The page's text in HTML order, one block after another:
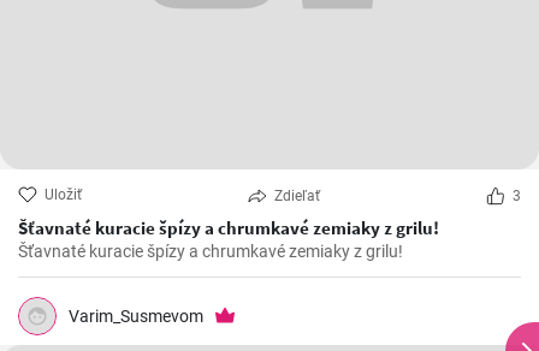
Uložiť Zdieľať 3
Šťavnaté kuracie špízy a chrumkavé zemiaky z grilu!
Šťavnaté kuracie špízy a chrumkavé zemiaky z grilu!
Varim_Susmevom